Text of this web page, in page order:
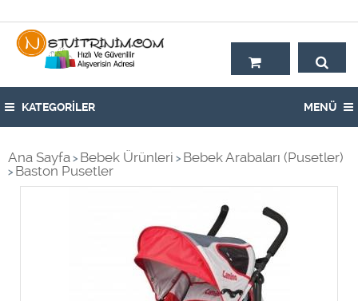
KATEGORİLER MENÜ
Ana Sayfa > Bebek Ürünleri > Bebek Arabaları (Pusetler)
> Baston Pusetler